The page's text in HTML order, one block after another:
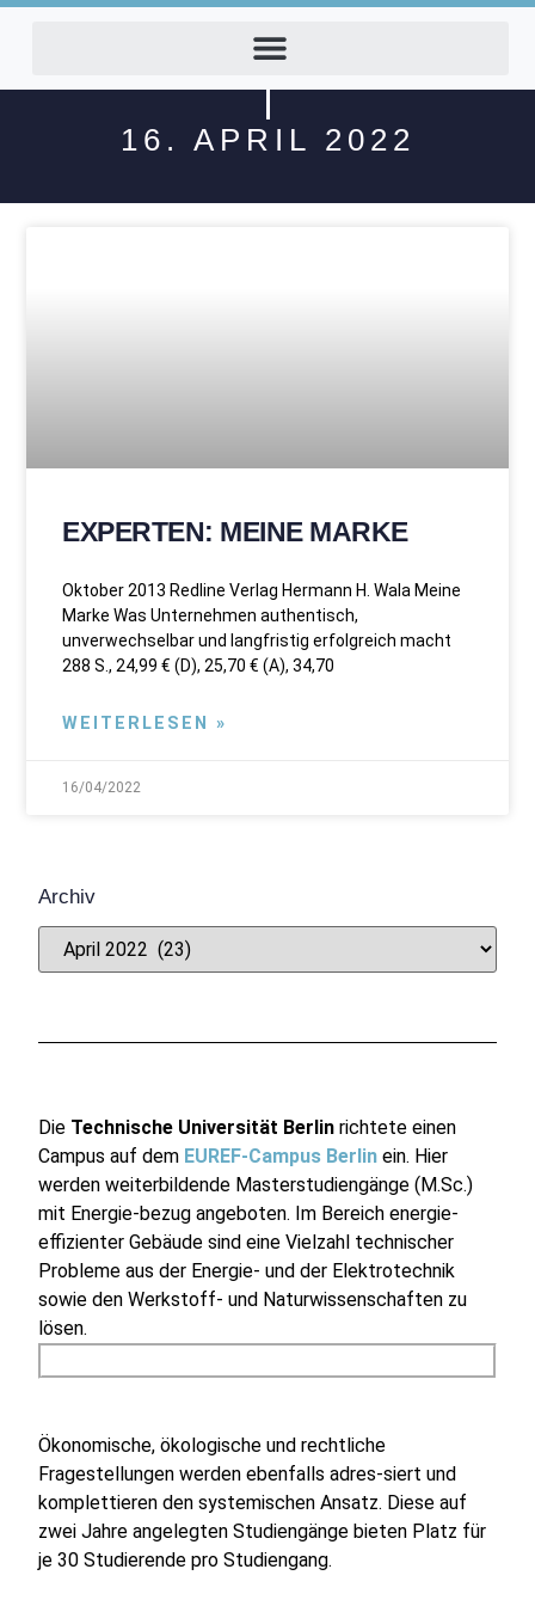
16. APRIL 2022
EXPERTEN: MEINE MARKE
Oktober 2013 Redline Verlag Hermann H. Wala Meine
Marke Was Unternehmen authentisch,
unverwechselbar und langfristig erfolgreich macht
288 S., 24,99 € (D), 25,70 € (A), 34,70
WEITERLESEN »
16/04/2022
Archiv
Die Technische Universität Berlin richtete einen
Campus auf dem EUREF-Campus Berlin ein. Hier
werden weiterbildende Masterstudiengänge (M.Sc.)
mit Energie-bezug angeboten. Im Bereich energie-
effizienter Gebäude sind eine Vielzahl technischer
Probleme aus der Energie- und der Elektrotechnik
sowie den Werkstoff- und Naturwissenschaften zu
lösen.
Ökonomische, ökologische und rechtliche
Fragestellungen werden ebenfalls adres-siert und
komplettieren den systemischen Ansatz. Diese auf
zwei Jahre angelegten Studiengänge bieten Platz für
je 30 Studierende pro Studiengang.